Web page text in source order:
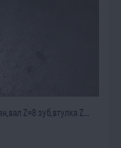
Z=8 зуб,втулка Z...